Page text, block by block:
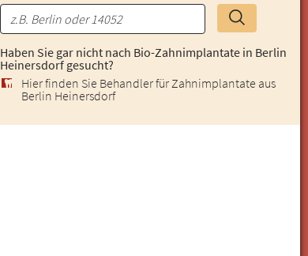
Haben Sie gar nicht nach Bio-Zahnimplantate in Berlin
Heinersdorf gesucht?
Hier finden Sie Behandler für Zahnimplantate aus
Berlin Heinersdorf